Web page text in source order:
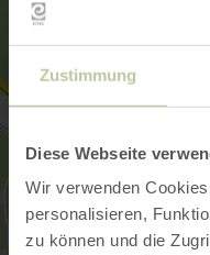
Zustimmung
Diese Webseite
Wir verwenden
personalisieren,
zu können und die